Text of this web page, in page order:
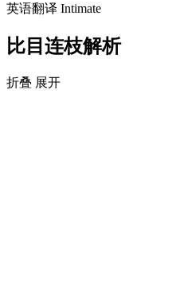
英语翻译 Intimate
比目连枝解析
折叠 展开